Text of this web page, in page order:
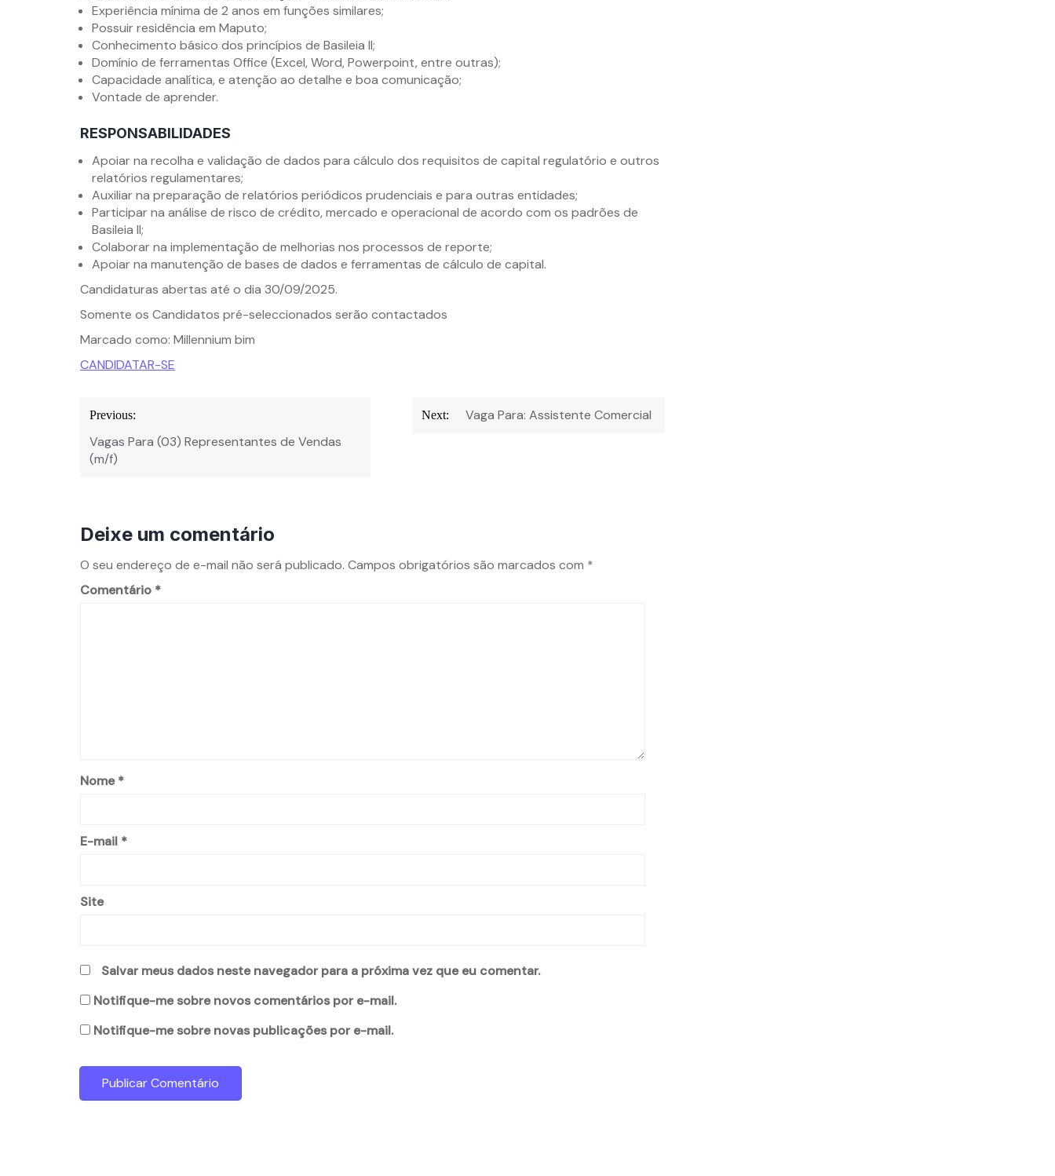
Experiência mínima de 2 anos em funções similares;
Possuir residência em Maputo;
Conhecimento básico dos princípios de Basileia II;
Domínio de ferramentas Office (Excel, Word, Powerpoint, entre outras);
Capacidade analítica, e atenção ao detalhe e boa comunicação;
Vontade de aprender.
RESPONSABILIDADES
Apoiar na recolha e validação de dados para cálculo dos requisitos de capital regulatório e outros
relatórios regulamentares;
Auxiliar na preparação de relatórios periódicos prudenciais e para outras entidades;
Participar na análise de risco de crédito, mercado e operacional de acordo com os padrões de
Basileia II;
Colaborar na implementação de melhorias nos processos de reporte;
Apoiar na manutenção de bases de dados e ferramentas de cálculo de capital.
Candidaturas abertas até o dia 30/09/2025.
Somente os Candidatos pré-seleccionados serão contactados
Marcado como: Millennium bim
CANDIDATAR-SE
Navegação
de
Post
Previous:
Vagas Para (03) Representantes de Vendas
(m/f)
Next: Vaga Para: Assistente Comercial
Deixe um comentário
O seu endereço de e-mail não será publicado. Campos obrigatórios são marcados com *
Comentário *
Nome*
E-mail *
Site
Salvar meus dados neste navegador para a próxima vez que eu comentar.
Notifique-me sobre novos comentários por e-mail.
Notifique-me sobre novas publicações por e-mail.